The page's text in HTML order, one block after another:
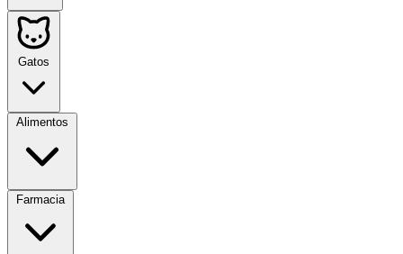
Gatos
Alimentos
Farmacia